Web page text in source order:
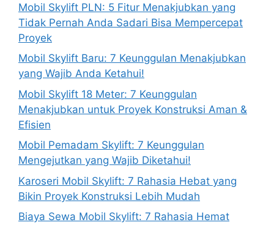
Mobil Skylift PLN: 5 Fitur Menakjubkan yang
Tidak Pernah Anda Sadari Bisa Mempercepat
Proyek
Mobil Skylift Baru: 7 Keunggulan Menakjubkan
yang Wajib Anda Ketahui!
Mobil Skylift 18 Meter: 7 Keunggulan
Menakjubkan untuk Proyek Konstruksi Aman &
Efisien
Mobil Pemadam Skylift: 7 Keunggulan
Mengejutkan yang Wajib Diketahui!
Karoseri Mobil Skylift: 7 Rahasia Hebat yang
Bikin Proyek Konstruksi Lebih Mudah
Biaya Sewa Mobil Skylift: 7 Rahasia Hemat